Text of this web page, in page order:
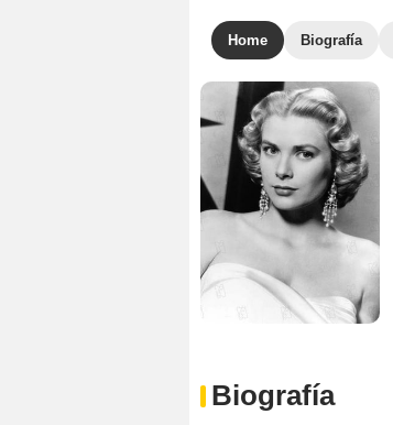
Home Biografía
Biografía